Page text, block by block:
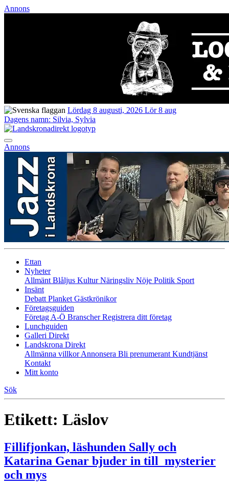
Annons
Lördag 8 augusti, 2026 Lör 8 aug
Dagens namn: Silvia, Sylvia
Annons
Ettan
Nyheter
Allmänt Blåljus KulturNäringsliv Nöje Politik Sport
Insänt
Debatt Planket Gästkrönikor
Företagsguiden
Företag A-Ö BranscherRegistrera ditt företag
Lunchguiden
Galleri Direkt
Landskrona Direkt
Allmänna villkorAnnonsera Bli prenumerant Kundtjänst
Kontakt
Mitt konto
Sök
Etikett: Läslov
Fillifjonkan, läshunden Sally och
Katarina Genar bjuder in till mysterier
och mys